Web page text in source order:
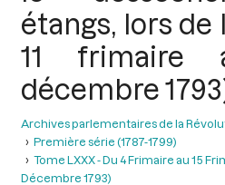
étangs, lors de
11 frimaire
décembre
Archives parlementaires de la
Première série (1787-1799)
Tome LXXX - Du 4 Frimaire au 15
Décembre 1793)